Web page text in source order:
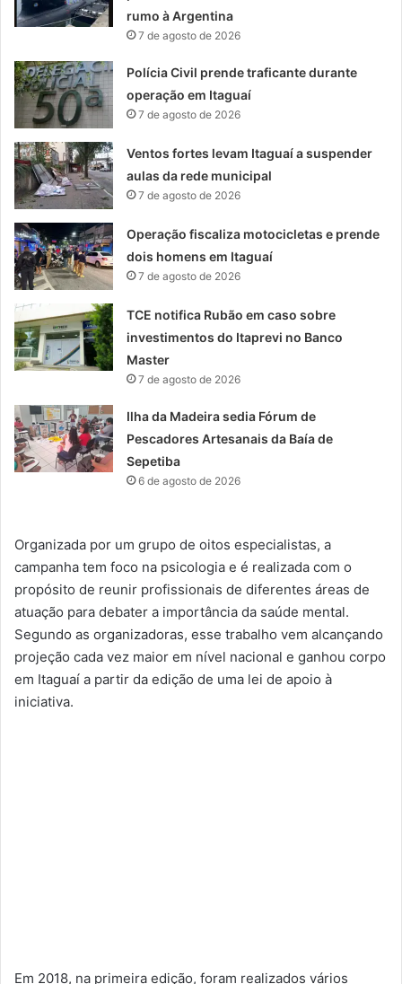
rumo à Argentina
7 de agosto de 2026
Polícia Civil prende traficante durante
operação em Itaguaí
7 de agosto de 2026
Ventos fortes levam Itaguaí a suspender
aulas da rede municipal
7 de agosto de 2026
Operação fiscaliza motocicletas e prende
dois homens em Itaguaí
7 de agosto de 2026
TCE notifica Rubão em caso sobre
investimentos do Itaprevi no Banco
Master
7 de agosto de 2026
Ilha da Madeira sedia Fórum de
Pescadores Artesanais da Baía de
Sepetiba
6 de agosto de 2026
Organizada por um grupo de oitos especialistas, a
campanha tem foco na psicologia e é realizada com o
propósito de reunir profissionais de diferentes áreas de
atuação para debater a importância da saúde mental.
Segundo as organizadoras, esse trabalho vem alcançando
projeção cada vez maior em nível nacional e ganhou corpo
em Itaguaí a partir da edição de uma lei de apoio à
iniciativa.
Em 2018, na primeira edição, foram realizados vários